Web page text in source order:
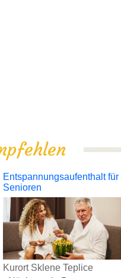
Entspannungsaufenthalt für
Senioren
Kurort Sklene Teplice